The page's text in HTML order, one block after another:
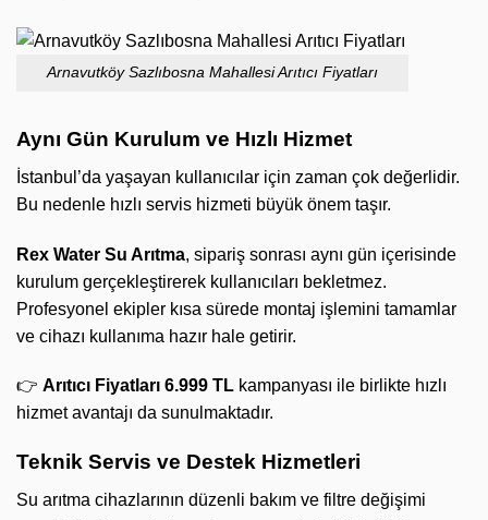
Arnavutköy Sazlıbosna Mahallesi Arıtıcı Fiyatları
Aynı Gün Kurulum ve Hızlı Hizmet
İstanbul’da yaşayan kullanıcılar için zaman çok değerlidir.
Bu nedenle hızlı servis hizmeti büyük önem taşır.
Rex Water Su Arıtma, sipariş sonrası aynı gün içerisinde
kurulum gerçekleştirerek kullanıcıları bekletmez.
Profesyonel ekipler kısa sürede montaj işlemini tamamlar
ve cihazı kullanıma hazır hale getirir.
👉 Arıtıcı Fiyatları 6.999 TL kampanyası ile birlikte hızlı
hizmet avantajı da sunulmaktadır.
Teknik Servis ve Destek Hizmetleri
Su arıtma cihazlarının düzenli bakım ve filtre değişimi